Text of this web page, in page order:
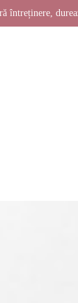
întreținere,